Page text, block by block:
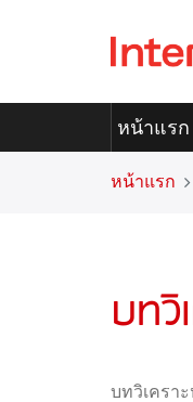
หน้าแรก
หน้าแรก
บท
บทวิเครา